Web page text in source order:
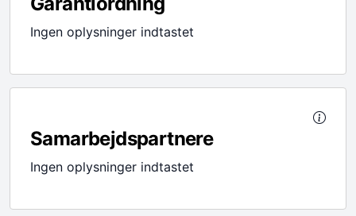
Ingen oplysninger indtastet
Samarbejdspartnere
Ingen oplysninger indtastet